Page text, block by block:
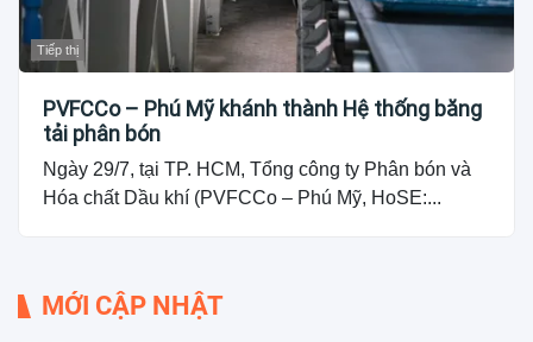
Tiếp thị
PVFCCo – Phú Mỹ khánh thành Hệ thống băng
tải phân bón
Ngày 29/7, tại TP. HCM, Tổng công ty Phân bón và
Hóa chất Dầu khí (PVFCCo – Phú Mỹ, HoSE:...
MỚI CẬP NHẬT